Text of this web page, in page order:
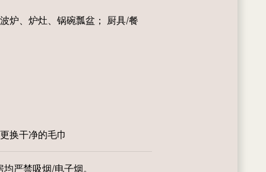
炉、炉灶、锅碗瓢盆； 厨具/餐
换干净的毛巾
严禁吸烟/电子烟。